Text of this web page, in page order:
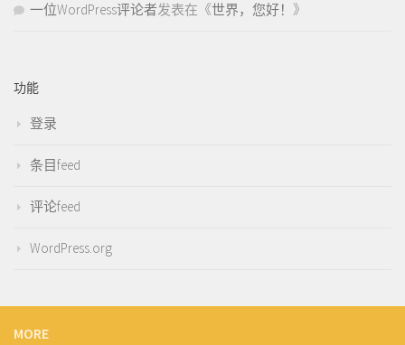
一位WordPress评论者发表在《世界，您好！ 》
功能
登录
条目feed
评论feed
WordPress.org
MORE